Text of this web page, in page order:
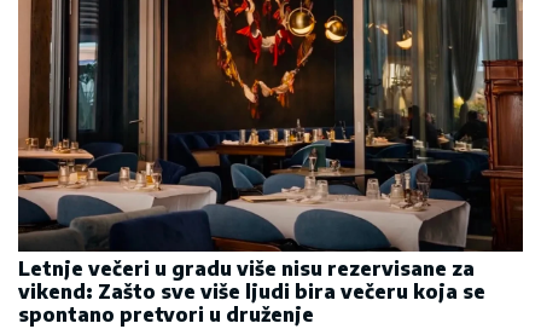
Letnje večeri u gradu više nisu rezervisane za
vikend: Zašto sve više ljudi bira večeru koja se
spontano pretvori u druženje